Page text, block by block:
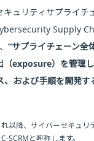
キュリティサプライチ
Supply
“サプライチェーン全
（exposure）を管理
、および手順を開発す
以降、サイバーセキュリ
SCRMと呼称します。